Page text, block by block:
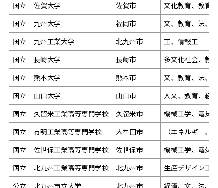
国立
佐賀大学 佐賀市
文化教育、教育
国立
九州大学 福岡市
文、教育、法、
国立
九州工業大学 北九州市
工、情報工
国立
長崎大学 長崎市
多文化社会、教
国立
熊本大学 熊本市
文、教育、法、
国立
山口大学 山口市
人文、教育、経
国立
久留米工業高等専門学校 久留米市
機械工学、電気
国立
有明工業高等専門学校 大牟田市
（エネルギー
国立
佐世保工業高等専門学校 佐世保市
機械工学、電気
国立
北九州工業高等専門学校 北九州市
生産デザイン工
公立
北九州市立大学 北九州市
経済、文、法、